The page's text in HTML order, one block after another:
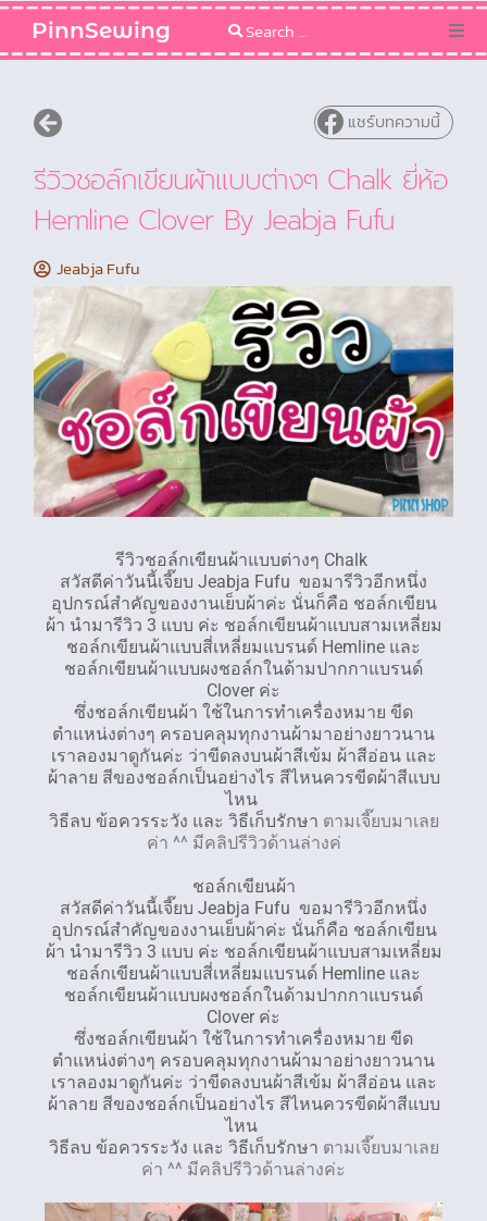
PinnSewing
Sewing Pattern
แชร์บทความนี้
รีวิวชอล์กเขียนผ้าแบบต่างๆ Chalk ยี่ห้อ
Hemline Clover By Jeabja Fufu
Jeabja Fufu
รีวิวชอล์กเขียนผ้าแบบต่างๆ Chalk
สวัสดีค่าวันนี้เจี๊ยบ Jeabja Fufu ขอมารีวิวอีกหนึ่ง
อุปกรณ์สำคัญของงานเย็บผ้าค่ะ นั่นก็คือ ชอล์กเขียน
ผ้า นำมารีวิว 3 แบบ ค่ะ ชอล์กเขียนผ้าแบบสามเหลี่ยม
ชอล์กเขียนผ้าแบบสี่เหลี่ยมแบรนด์ Hemline และ
ชอล์กเขียนผ้าแบบผงชอล์กในด้ามปากกาแบรนด์
Clover ค่ะ
ซึ่งชอล์กเขียนผ้า ใช้ในการทำเครื่องหมาย ขีด
ตำแหน่งต่างๆ ครอบคลุมทุกงานผ้ามาอย่างยาวนาน
เราลองมาดูกันค่ะ ว่าขีดลงบนผ้าสีเข้ม ผ้าสีอ่อน และ
ผ้าลาย สีของชอล์กเป็นอย่างไร สีไหนควรขีดผ้าสีแบบ
ไหน
วิธีลบ ข้อควรระวัง และ วิธีเก็บรักษา ตามเจี๊ยบมาเลย
ค่า ^^ มีคลิปรีวิวด้านล่างค่
ชอล์กเขียนผ้า
สวัสดีค่าวันนี้เจี๊ยบ Jeabja Fufu ขอมารีวิวอีกหนึ่ง
อุปกรณ์สำคัญของงานเย็บผ้าค่ะ นั่นก็คือ ชอล์กเขียน
ผ้า นำมารีวิว 3 แบบ ค่ะ ชอล์กเขียนผ้าแบบสามเหลี่ยม
ชอล์กเขียนผ้าแบบสี่เหลี่ยมแบรนด์ Hemline และ
ชอล์กเขียนผ้าแบบผงชอล์กในด้ามปากกาแบรนด์
Clover ค่ะ
ซึ่งชอล์กเขียนผ้า ใช้ในการทำเครื่องหมาย ขีด
ตำแหน่งต่างๆ ครอบคลุมทุกงานผ้ามาอย่างยาวนาน
เราลองมาดูกันค่ะ ว่าขีดลงบนผ้าสีเข้ม ผ้าสีอ่อน และ
ผ้าลาย สีของชอล์กเป็นอย่างไร สีไหนควรขีดผ้าสีแบบ
ไหน
วิธีลบ ข้อควรระวัง และ วิธีเก็บรักษา ตามเจี๊ยบมาเลย
ค่า ^^ มีคลิปรีวิวด้านล่างค่ะ